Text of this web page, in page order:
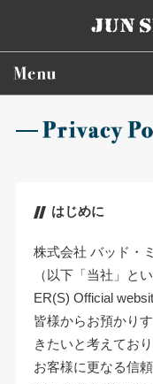
はじめに
株式会社 バッド・
（以下「当社」と
ER(S) Official
皆様からお預かり
きたいと考えており
お客様に更なる信